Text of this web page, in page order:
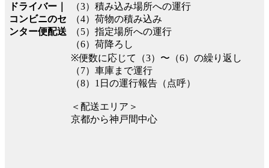
ドライバー｜
コンビニのセ
ンター便配送
（3）積み込み場所への運行
（4）荷物の積み込み
（5）指定場所への運行
（6）荷降ろし
※便数に応じて（3）〜（6）の繰り返し
（7）車庫まで運行
（8）1日の運行報告（点呼）
＜配送エリア＞
京都から神戸間中心